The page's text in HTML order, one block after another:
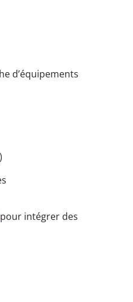
d’équipements
pour intégrer des